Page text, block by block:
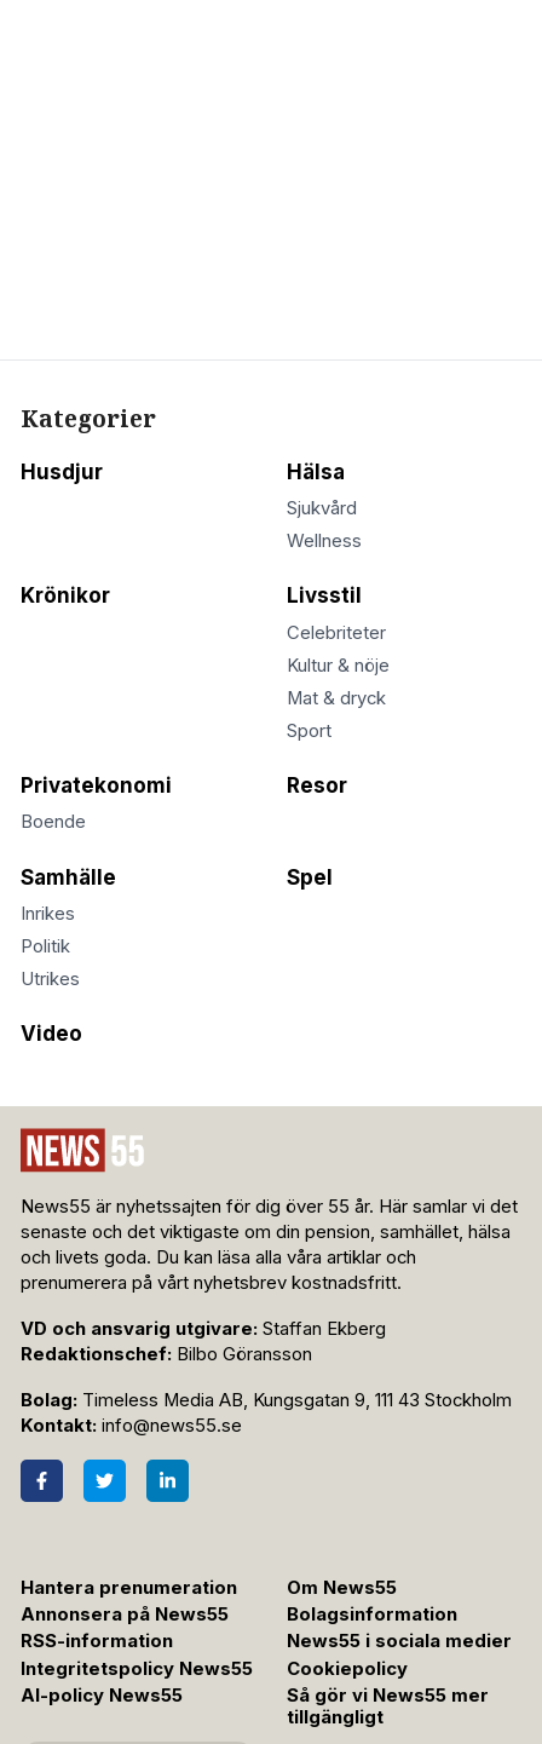
Kategorier
Husdjur Hälsa
Sjukvård
Wellness
Krönikor Livsstil
Celebriteter
Kultur & nöje
Mat & dryck
Sport
Privatekonomi
Boende
Resor
Samhälle
Inrikes
Politik
Utrikes
Spel
Video
News55 är nyhetssajten för dig över 55 år. Här samlar vi det
senaste och det viktigaste om din pension, samhället, hälsa
och livets goda. Du kan läsa alla våra artiklar och
prenumerera på vårt nyhetsbrev kostnadsfritt.
VD och ansvarig utgivare: Staffan Ekberg
Redaktionschef: Bilbo Göransson
Bolag: Timeless Media AB, Kungsgatan 9, 111 43 Stockholm
Kontakt: info@news55.se
Hantera prenumeration
Om News55
Annonsera på News55
Bolagsinformation
RSS-information
News55 i sociala medier
Integritetspolicy News55
Cookiepolicy
AI-policy News55
Så gör vi News55 mer
tillgängligt